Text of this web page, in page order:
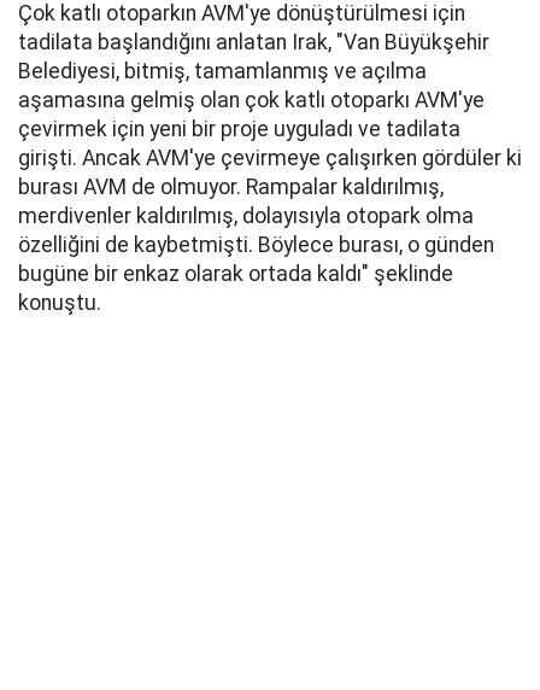
Çok katlı otoparkın AVM'ye dönüştürülmesi için
tadilata başlandığını anlatan Irak, "Van Büyükşehir
Belediyesi, bitmiş, tamamlanmış ve açılma
aşamasına gelmiş olan çok katlı otoparkı AVM'ye
çevirmek için yeni bir proje uyguladı ve tadilata
girişti. Ancak AVM'ye çevirmeye çalışırken gördüler ki
burası AVM de olmuyor. Rampalar kaldırılmış,
merdivenler kaldırılmış, dolayısıyla otopark olma
özelliğini de kaybetmişti. Böylece burası, o günden
bugüne bir enkaz olarak ortada kaldı" şeklinde
konuştu.